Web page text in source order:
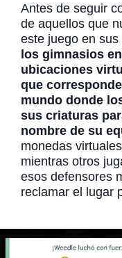
Antes de seguir
de aquellos que
este juego en
los gimnasios
ubicaciones
que
mundo donde
sus criaturas
nombre de su
monedas
mientras otros
esos defensores
reclamar el lugar